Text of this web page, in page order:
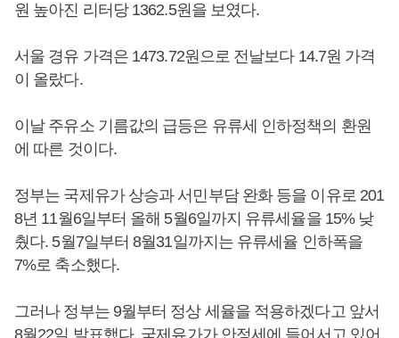
원 높아진 리터당 1362.5원을 보였다.
서울 경유 가격은 1473.72원으로 전날보다 14.7원 가격
이 올랐다.
이날 주유소 기름값의 급등은 유류세 인하정책의 환원
에 따른 것이다.
정부는 국제유가 상승과 서민부담 완화 등을 이유로 201
8년 11월6일부터 올해 5월6일까지 유류세율을 15% 낮
췄다. 5월7일부터 8월31일까지는 유류세율 인하폭을
7%로 축소했다.
그러나 정부는 9월부터 정상 세율을 적용하겠다고 앞서